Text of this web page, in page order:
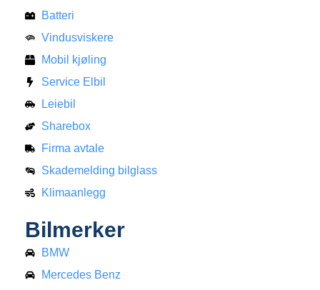
Batteri
Vindusviskere
Mobil kjøling
Service Elbil
Leiebil
Sharebox
Firma avtale
Skademelding bilglass
Klimaanlegg
Bilmerker
BMW
Mercedes Benz